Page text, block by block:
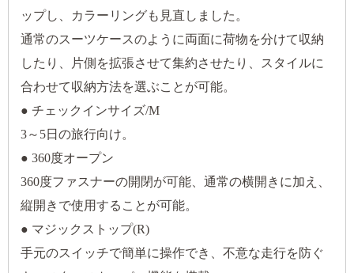
ップし、カラーリングも見直しました。
通常のスーツケースのように両面に荷物を分けて収納
したり、片側を拡張させて集約させたり、スタイルに
合わせて収納方法を選ぶことが可能。
● チェックインサイズ/M
3～5日の旅行向け。
● 360度オープン
360度ファスナーの開閉が可能、通常の横開きに加え、
縦開きで使用することが可能。
● マジックストップ(R)
手元のスイッチで簡単に操作でき、不意な走行を防ぐ